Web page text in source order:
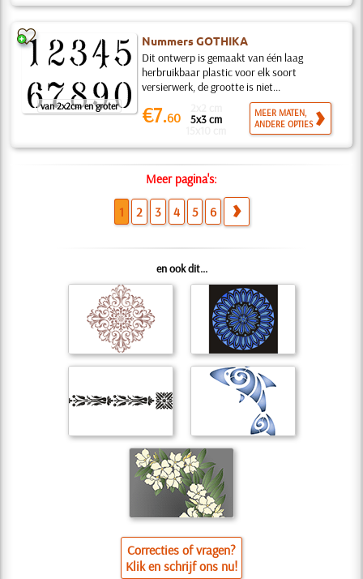
van 2x2cm en groter
Nummers GOTHIKA
Dit ontwerp is gemaakt van één laag
herbruikbaar plastic voor elk soort
versierwerk, de grootte is niet...
€7.60 5x3 cm
MEER MATEN,
ANDERE OPTIES
Meer pagina's:
1 2 3 4 5 6
en ook dit...
Correcties of vragen?
Klik en schrijf ons nu!